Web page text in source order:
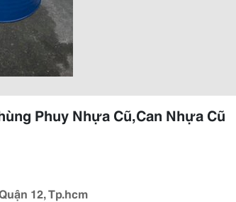
Phuy Nhựa Cũ,Can Nhựa Cũ
12, Tp.hcm